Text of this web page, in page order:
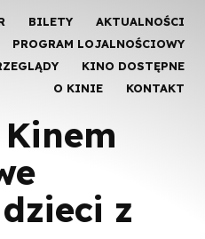
narzędzi
BILETY
AKTUALNOŚCI
PROGRAM LOJALNOŚCIOWY
KINO DOSTĘPNE
O KINIE
KONTAKT
z